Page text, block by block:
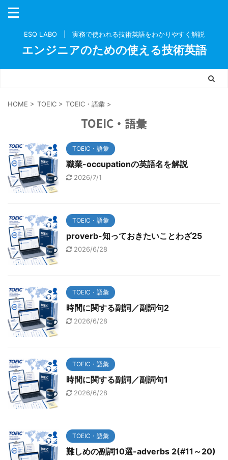
ESQ LABO | 実務で使われる技術英語をわかりやすく解説
エンジニアのための使える技術英語
HOME > TOEIC > TOEIC・語彙 >
TOEIC・語彙
TOEIC・語彙
職業-occupationの英語名を解説
2026/7/1
TOEIC・語彙
proverb-知っておきたいことわざ25
2026/6/28
TOEIC・語彙
時間に関する副詞／副詞句2
2026/6/28
TOEIC・語彙
時間に関する副詞／副詞句1
2026/6/28
TOEIC・語彙
難しめの副詞10選-adverbs 2(#11～20)